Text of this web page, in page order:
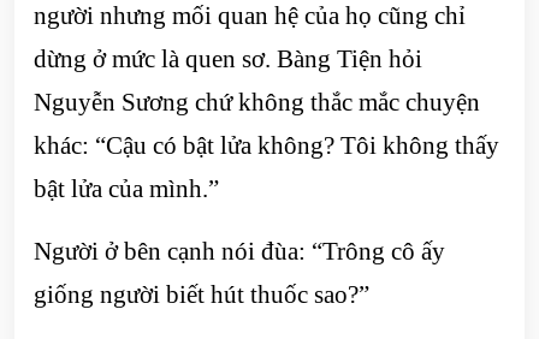
người nhưng mối quan hệ của họ cũng chỉ
dừng ở mức là quen sơ. Bàng Tiện hỏi
Nguyễn Sương chứ không thắc mắc chuyện
khác: “Cậu có bật lửa không? Tôi không thấy
bật lửa của mình.”
Người ở bên cạnh nói đùa: “Trông cô ấy
giống người biết hút thuốc sao?”